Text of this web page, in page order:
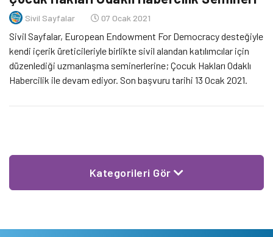
Sivil Sayfalar 07 Ocak 2021
Sivil Sayfalar, European Endowment For Democracy desteğiyle
kendi içerik üreticileriyle birlikte sivil alandan katılımcılar için
düzenlediği uzmanlaşma seminerlerine; Çocuk Hakları Odaklı
Habercilik ile devam ediyor. Son başvuru tarihi 13 Ocak 2021.
Kategorileri Gör